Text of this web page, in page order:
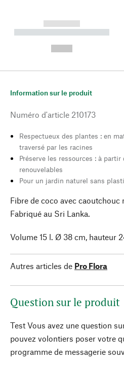
------------
----------- ----------- --------
Information sur le produit
Numéro d'article 210173
Respectueux des plantes : en
traversé par les racines
Préserve les ressources : à
renouvelables
Pour un jardin naturel sans
Fibre de coco avec
Fabriqué au Sri Lanka.
Volume 15 l. Ø 38 cm, hauteur
Autres articles de Pro Flora
Question sur le produit
Test Vous avez une question
pouvez volontiers poser votre
programme de messagerie